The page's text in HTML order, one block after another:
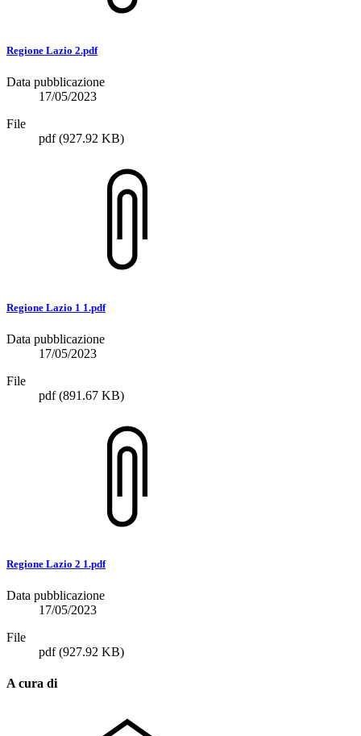
Regione Lazio 2.pdf
Data pubblicazione
17/05/2023
File
pdf(927.92 KB)
Regione Lazio 1 1.pdf
Data pubblicazione
17/05/2023
File
pdf(891.67 KB)
Regione Lazio 2 1.pdf
Data pubblicazione
17/05/2023
File
pdf(927.92 KB)
A cura di